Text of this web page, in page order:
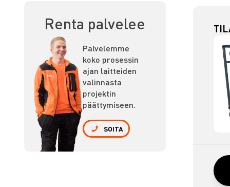
Renta palvelee
Palvelemme
koko prosessin
ajan laitteiden
valinnasta
projektin
päättymiseen.
SOITA